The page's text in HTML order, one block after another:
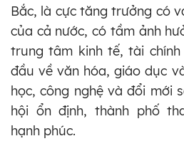
Bắc, là cực tăng trưởng có
của cả nước, có tầm ảnh
trung tâm kinh tế, tài
đầu về văn hóa, giáo dục
học, công nghệ và đổi mới
hội ổn định, thành phố
hạnh phúc.